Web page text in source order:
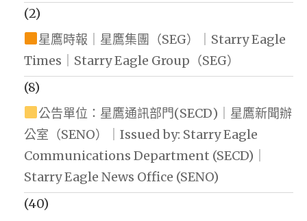
(2)
星鷹時報｜星鷹集團（SEG）｜Starry Eagle
Times｜Starry Eagle Group（SEG）
(8)
公告單位：星鷹通訊部門(SECD)｜星鷹新聞辦
公室（SENO）｜Issued by: Starry Eagle
Communications Department (SECD)｜
Starry Eagle News Office (SENO)
(40)